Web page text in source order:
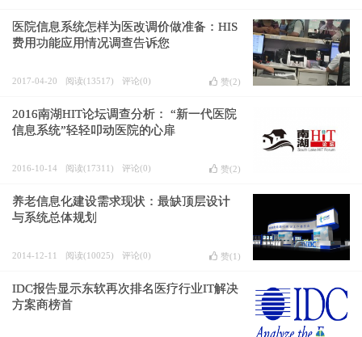
医院信息系统怎样为医改调价做准备：HIS
费用功能应用情况调查告诉您
2017-04-20 阅读(13517) 评论(0) 赞(2)
2016南湖HIT论坛调查分析： “新一代医院
信息系统”轻轻叩动医院的心扉
2016-10-14 阅读(17311) 评论(0) 赞(2)
养老信息化建设需求现状：最缺顶层设计
与系统总体规划
2014-12-11 阅读(10025) 评论(0) 赞(1 )
IDC报告显示东软再次排名医疗行业IT解决
方案商榜首